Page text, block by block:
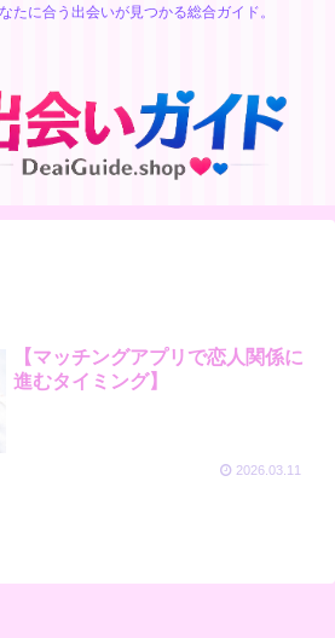
たに合う出会いが見つかる総合ガイド。
【マッチングアプリで恋人関係に
進むタイミング】
2026.03.11